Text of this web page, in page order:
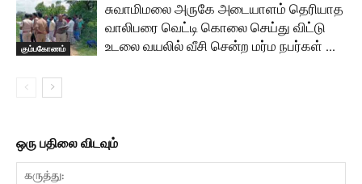
கும்பகோணம்
சுவாமிமலை அருகே அடையாளம் தெரியாத
வாலிபரை வெட்டி கொலை செய்து விட்டு
உடலை வயலில் வீசி சென்ற மர்ம நபர்கள் …
ஒரு பதிலை விடவும்